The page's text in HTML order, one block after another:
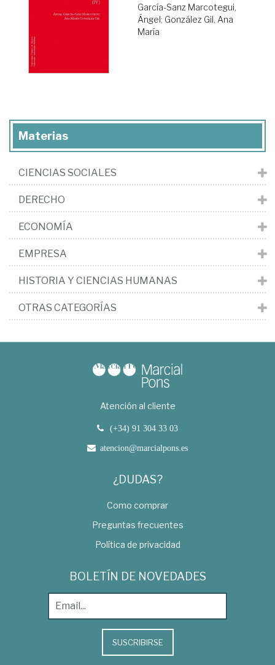
García-Sanz Marcotegui,
Ángel; González Gil, Ana
María
Materias
CIENCIAS SOCIALES
DERECHO
ECONOMÍA
EMPRESA
HISTORIA Y CIENCIAS HUMANAS
OTRAS CATEGORÍAS
Atención al cliente
(+34) 91 304 33 03
atencion@marcialpons.es
¿DUDAS?
Como comprar
Preguntas frecuentes
Política de privacidad
BOLETÍN DE NOVEDADES
SUSCRIBIRSE